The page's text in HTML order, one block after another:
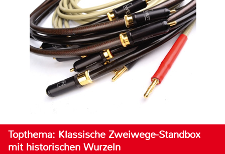
Topthema: Klassische Zweiwege-Standbox
mit historischen Wurzeln